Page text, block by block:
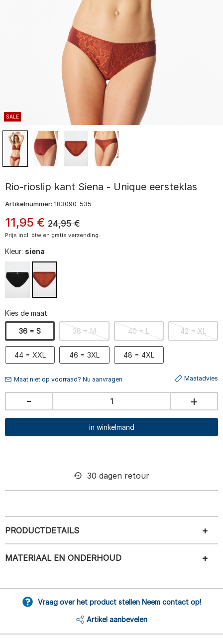
SALE
Rio-rioslip kant Siena - Unique eersteklas
Artikelnummer: 183090-535
11,95 € 24,95 €
Prijs incl. btw en gratis verzending.
Kleur: siena
Kies de maat:
36 = S 38 = M 40 = L 42 = XL
44 = XXL 46 = 3XL 48 = 4XL
Maat niet op voorraad? Nu aanvragen Maatadvies
- +
in winkelmand
30 dagen retour
PRODUCTDETAILS
MATERIAAL EN ONDERHOUD
Vraag over het product stellen Neem contact op!
Artikel aanbevelen